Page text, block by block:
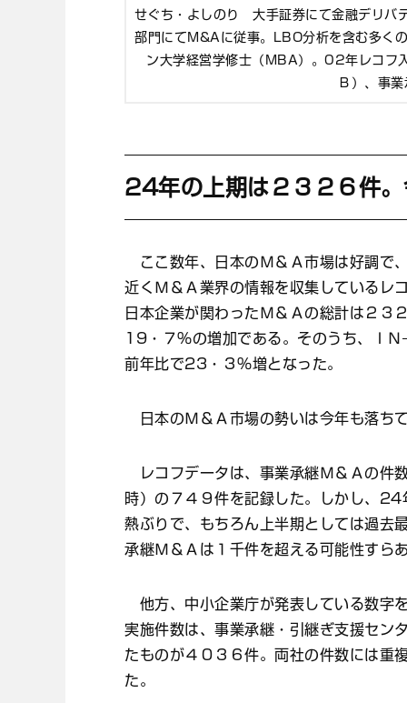
せぐち・よしのり 大手証券にて金融デリバ
部門にてM&Aに従事。LBO分析を含む多く
ン大学経営学修士（MBA）。02年レコフ
Ｂ）、事
24年の上期は２３２６件
ここ数年、日本のＭ＆Ａ市場は好調で
近くＭ＆Ａ業界の情報を収集しているレ
日本企業が関わったＭ＆Ａの総計は２３
19・７％の増加である。そのうち、Ｉ
前年比で23・３％増となった。
日本のＭ＆Ａ市場の勢いは今年も落ち
レコフデータは、事業承継Ｍ＆Ａの件
時）の７４９件を記録した。しかし、
熱ぶりで、もちろん上半期としては過去
承継Ｍ＆Ａは１千件を超える可能性すら
他方、中小企業庁が発表している数字
実施件数は、事業承継・引継ぎ支援セン
たものが４０３６件。両社の件数には重
た。